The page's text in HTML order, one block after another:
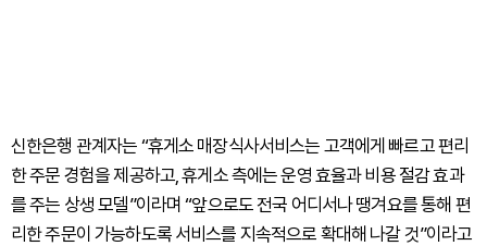
신한은행 관계자는 “휴게소 매장식사서비스는 고객에게 빠르고 편리
한 주문 경험을 제공하고, 휴게소 측에는 운영 효율과 비용 절감 효과
를 주는 상생 모델”이라며 “앞으로도 전국 어디서나 땡겨요를 통해 편
리한 주문이 가능하도록 서비스를 지속적으로 확대해 나갈 것”이라고